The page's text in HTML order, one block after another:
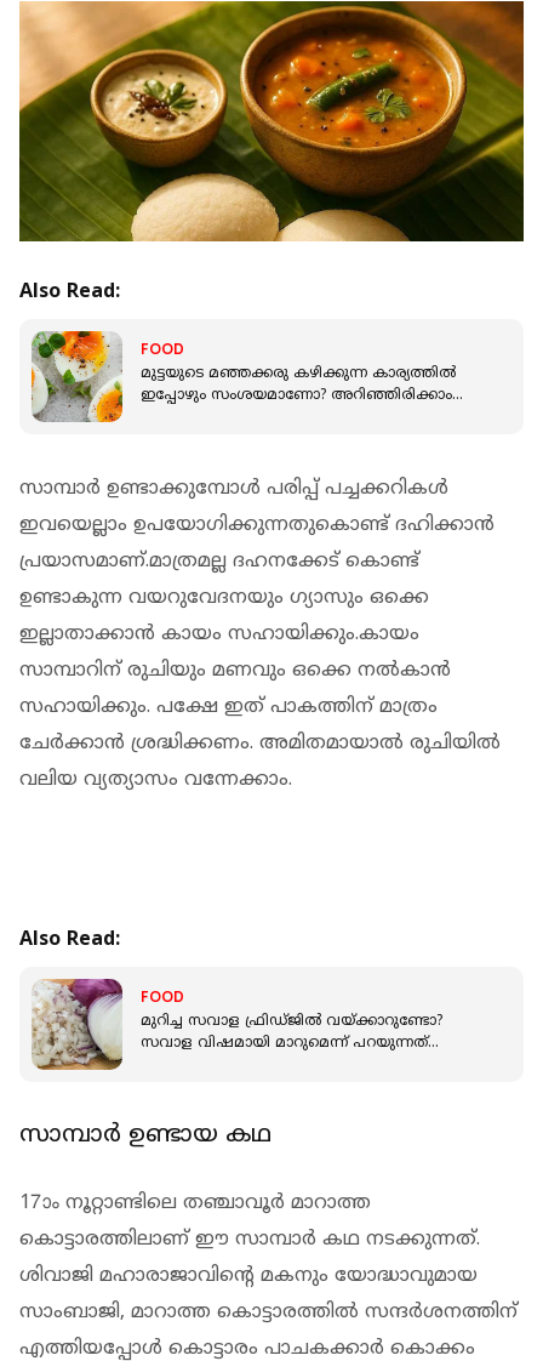
Also Read:
FOOD
മുട്ടയുടെ മഞ്ഞക്കരു കഴിക്കുന്ന കാര്യത്തില്‍
ഇപ്പോഴും സംശയമാണോ? അറിഞ്ഞിരിക്കാം
സാമ്പാര്‍ ഉണ്ടാക്കുമ്പോള്‍ പരിപ്പ് പച്ചക്കറികള്‍
ഇവയെല്ലാം ഉപയോഗിക്കുന്നതുകൊണ്ട് ദഹിക്കാന്‍
പ്രയാസമാണ്.മാത്രമല്ല ദഹനക്കേട് കൊണ്ട്
ഉണ്ടാകുന്ന വയറുവേദനയും ഗ്യാസും ഒക്കെ
ഇല്ലാതാക്കാന്‍ കായം സഹായിക്കും.കായം
സാമ്പാറിന് രുചിയും മണവും ഒക്കെ നല്‍കാന്‍
സഹായിക്കും. പക്ഷേ ഇത് പാകത്തിന് മാത്രം
ചേര്‍ക്കാന്‍ ശ്രദ്ധിക്കണം. അമിതമായാല്‍ രുചിയില്‍
വലിയ വ്യത്യാസം വന്നേക്കാം.
Also Read:
FOOD
മുറിച്ച സവാള ഫ്രിഡ്ജില്‍ വയ്ക്കാറുണ്ടോ?
സവാള വിഷമായി മാറുമെന്ന് പറയുന്നത്
സാമ്പാര്‍ ഉണ്ടായ കഥ
17ാം നൂറ്റാണ്ടിലെ തഞ്ചാവൂര്‍ മാറാത്ത
കൊട്ടാരത്തിലാണ് ഈ സാമ്പാര്‍ കഥ നടക്കുന്നത്.
ശിവാജി മഹാരാജാവിന്റെ മകനും യോദ്ധാവുമായ
സാംബാജി, മാറാത്ത കൊട്ടാരത്തില്‍ സന്ദര്‍ശനത്തിന്
എത്തിയപ്പോള്‍ കൊട്ടാരം പാചകക്കാര്‍ കൊക്കം